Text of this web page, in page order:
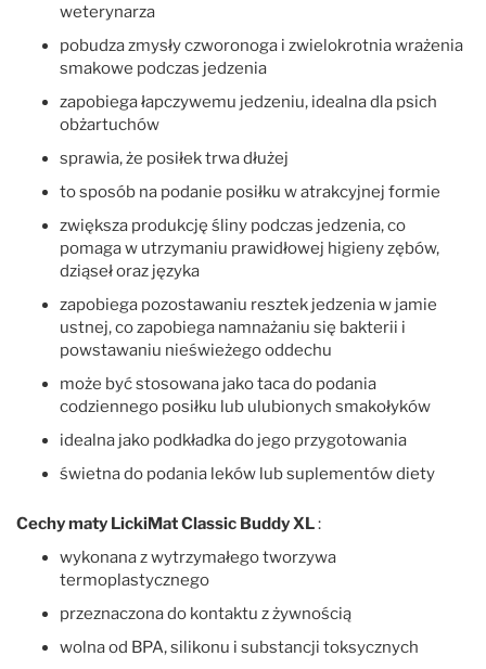
weterynarza
pobudza zmysły czworonoga i zwielokrotnia wrażenia
smakowe podczas jedzenia
zapobiega łapczywemu jedzeniu, idealna dla psich
obżartuchów
sprawia, że posiłek trwa dłużej
to sposób na podanie posiłku w atrakcyjnej formie
zwiększa produkcję śliny podczas jedzenia, co
pomaga w utrzymaniu prawidłowej higieny zębów,
dziąseł oraz języka
zapobiega pozostawaniu resztek jedzenia w jamie
ustnej, co zapobiega namnażaniu się bakterii i
powstawaniu nieświeżego oddechu
może być stosowana jako taca do podania
codziennego posiłku lub ulubionych smakołyków
idealna jako podkładka do jego przygotowania
świetna do podania leków lub suplementów diety
Cechy maty LickiMat Classic Buddy XL:
wykonana z wytrzymałego tworzywa
termoplastycznego
przeznaczona do kontaktu z żywnością
wolna od BPA, silikonu i substancji toksycznych